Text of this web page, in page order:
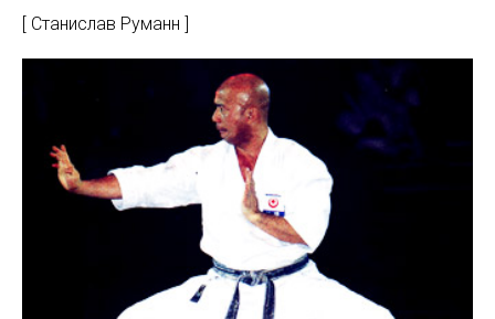
[ Станислав Руманн ]